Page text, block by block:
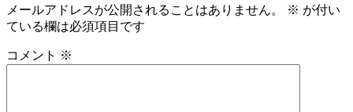
メールアドレスが公開されることはありません。 ※ が付い
ている欄は必須項目です
コメント ※